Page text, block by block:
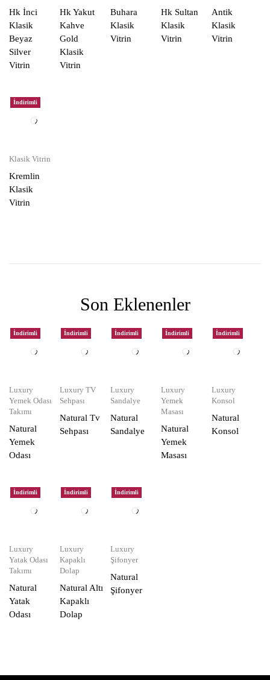
Hk İnci
Klasik
Beyaz
Silver
Vitrin
Hk Yakut
Kahve
Gold
Klasik
Vitrin
Buhara
Klasik
Vitrin
Hk Sultan
Klasik
Vitrin
Antik
Klasik
Vitrin
İndirimli
Klasik Vitrin
Kremlin
Klasik
Vitrin
Son Eklenenler
İndirimli
Luxury
Yemek Odası
Takımı
Natural
Yemek
Odası
İndirimli
Luxury TV
Sehpası
Natural Tv
Sehpası
İndirimli
Luxury
Sandalye
Natural
Sandalye
İndirimli
Luxury
Yemek
Masası
Natural
Yemek
Masası
İndirimli
Luxury
Konsol
Natural
Konsol
İndirimli
Luxury
Yatak Odası
Takımı
Natural
Yatak
Odası
İndirimli
Luxury
Kapaklı
Dolap
Natural Altı
Kapaklı
Dolap
İndirimli
Luxury
Şifonyer
Natural
Şifonyer